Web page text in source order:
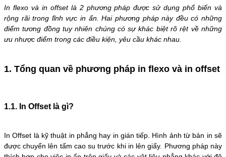
In flexo và in offset là 2 phương pháp được sử dụng phổ biến và
rộng rãi trong lĩnh vực in ấn. Hai phương pháp này đều có những
điểm tương đồng tuy nhiên chúng có sự khác biệt rõ rệt về những
ưu nhược điểm trong các điều kiện, yêu cầu khác nhau.
1. Tổng quan về phương pháp in flexo và in offset
1.1. In Offset là gì?
In Offset là kỹ thuật in phẳng hay in gián tiếp. Hình ảnh từ bản in sẽ
được chuyển lên tấm cao su trước khi in lên giấy. Phương pháp này